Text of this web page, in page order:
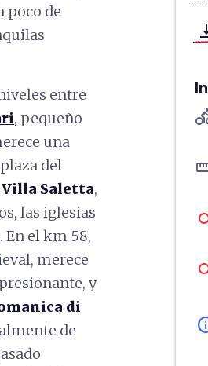
poco de
entre
, pequeño
una
del
Villa Saletta,
las iglesias
En el km 58,
merece
y
di
de